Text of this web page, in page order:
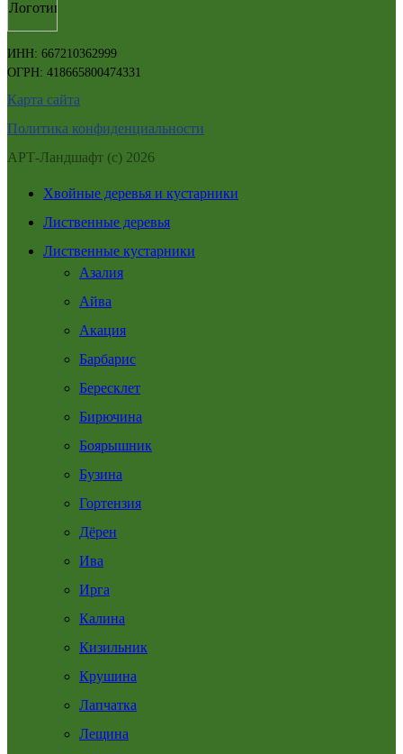
ИНН: 667210362999
ОГРН: 418665800474331
Карта сайта
Политика конфиденциальности
АРТ-Ландшафт (с) 2026
Хвойные деревья и кустарники
Лиственные деревья
Лиственные кустарники
Азалия
Айва
Акация
Барбарис
Бересклет
Бирючина
Боярышник
Бузина
Гортензия
Дёрен
Ива
Ирга
Калина
Кизильник
Крушина
Лапчатка
Лещина